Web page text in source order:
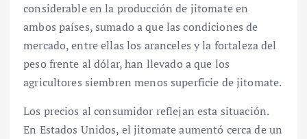
considerable en la producción de jitomate en
ambos países, sumado a que las condiciones de
mercado, entre ellas los aranceles y la fortaleza del
peso frente al dólar, han llevado a que los
agricultores siembren menos superficie de jitomate.
Los precios al consumidor reflejan esta situación.
En Estados Unidos, el jitomate aumentó cerca de un